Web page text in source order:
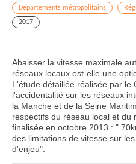
Départements métropolitains
2017
Abaisser la vitesse maximale
réseaux locaux est-elle une
L'étude détaillée réalisée par le
l'accidentalité sur les réseaux
la Manche et de la Seine
respectifs du réseau local et du
finalisée en octobre 2013 : "
des limitations de vitesse sur
d'enjeu".